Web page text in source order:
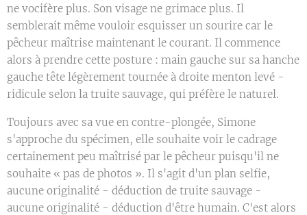
ne vocifère plus. Son visage ne grimace plus. Il
semblerait même vouloir esquisser un sourire car le
pêcheur maîtrise maintenant le courant. Il commence
alors à prendre cette posture : main gauche sur sa hanche
gauche tête légèrement tournée à droite menton levé -
ridicule selon la truite sauvage, qui préfère le naturel.
Toujours avec sa vue en contre-plongée, Simone
s'approche du spécimen, elle souhaite voir le cadrage
certainement peu maîtrisé par le pêcheur puisqu'il ne
souhaite « pas de photos ». Il s'agit d'un plan selfie,
aucune originalité - déduction de truite sauvage -
aucune originalité - déduction d'être humain. C'est alors